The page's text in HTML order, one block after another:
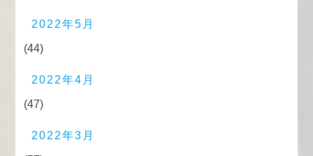
2022年5月
(44)
2022年4月
(47)
2022年3月